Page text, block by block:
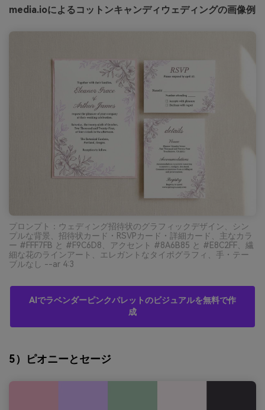
media.ioによるコットンキャンディウェディングの画像例
プロンプト：ウェディング招待状のグラフィックデザイン、シン
プルな背景、招待状カード・RSVPカード・詳細カード、主なカラ
ー #FFF7FB と #F9C6D8、アクセント #8A6B85 と #E8C2FF、繊
細な花のラインアート、エレガントなタイポグラフィ、手・テー
ブルなし --ar 4:3
AIでラベンダーピンクパレットのビジュアルを無料で作
成
5）ピオニーとセージ